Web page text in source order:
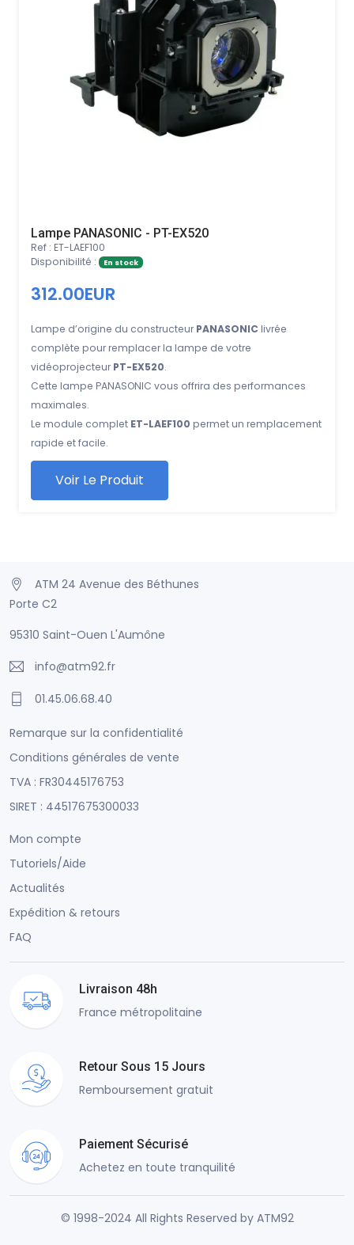
Lampe PANASONIC - PT-EX520
Ref : ET-LAEF100
Disponibilité :
En stock
312.00EUR
Lampe d’origine du constructeur PANASONIClivrée
complète pour remplacer la lampe de votre
vidéoprojecteur PT-EX520.
Cette lampe PANASONIC vous offrira des performances
maximales.
Le module complet ET-LAEF100 permet un remplacement
rapide et facile.
Voir Le Produit
ATM 24 Avenue des Béthunes
Porte C2
95310 Saint-Ouen L'Aumône
info@atm92.fr
01.45.06.68.40
Remarque sur la confidentialité
Conditions générales de vente
TVA : FR30445176753
SIRET : 44517675300033
Mon compte
Tutoriels/Aide
Actualités
Expédition & retours
FAQ
Livraison 48h
France métropolitaine
Retour Sous 15 Jours
Remboursement gratuit
Paiement Sécurisé
Achetez en toute tranquilité
© 1998-2024 All Rights Reserved by ATM92